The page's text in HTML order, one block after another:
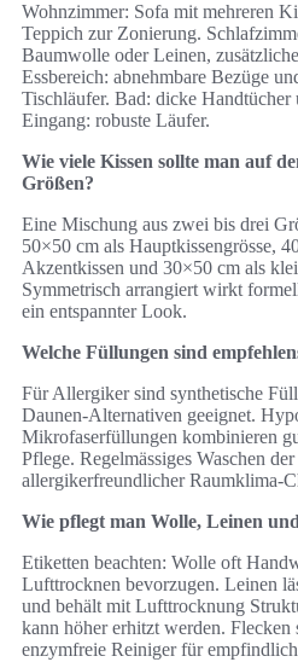
Wohnzimmer: Sofa mit mehreren
Teppich zur Zonierung.
Baumwolle oder Leinen,
Essbereich: abnehmbare Bezüge
Tischläufer. Bad: dicke Handtücher
Eingang: robuste Läufer.
Wie viele Kissen sollte man auf
Größen?
Eine Mischung aus zwei bis drei
50×50 cm als Hauptkissengrösse,
Akzentkissen und 30×50 cm als
Symmetrisch arrangiert wirkt
ein entspannter Look.
Welche Füllungen sind
Für Allergiker sind synthetische
Daunen‑Alternativen geeignet.
Mikrofaserfüllungen kombinieren
Pflege. Regelmässiges Waschen
allergikerfreundlicher
Wie pflegt man Wolle, Leinen
Etiketten beachten: Wolle oft
Lufttrocknen bevorzugen. Leinen
und behält mit Lufttrocknung
kann höher erhitzt werden. Flecken
enzymfreie Reiniger für